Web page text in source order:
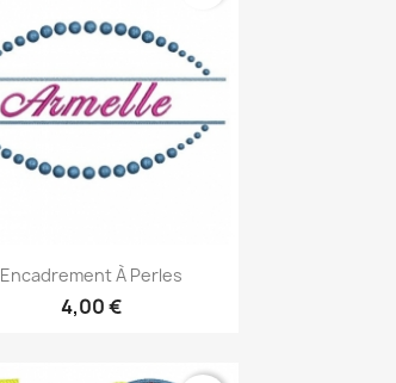
Aperçu rapide
Encadrement À Perles
4,00 €